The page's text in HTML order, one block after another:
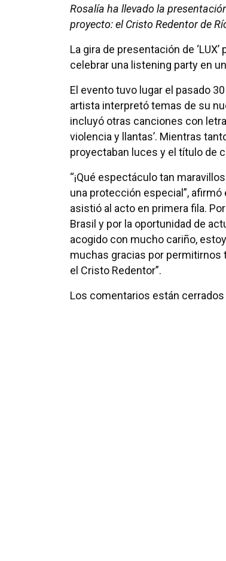
Rosalía ha llevado la
proyecto: el Cristo Redentor de
La gira de presentación de
celebrar una listening party en
El evento tuvo lugar el pasado
artista interpretó temas de su
incluyó otras canciones con
violencia y llantas’. Mientras
proyectaban luces y el título de
“¡Qué espectáculo tan
una protección especial”, afirmó
asistió al acto en primera fila.
Brasil y por la oportunidad de
acogido con mucho cariño,
muchas gracias por permitirnos
el Cristo Redentor”.
Los comentarios están